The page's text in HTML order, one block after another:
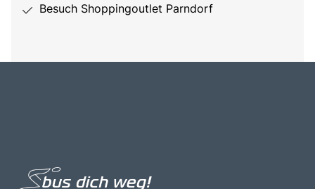
Besuch Shoppingoutlet Parndorf